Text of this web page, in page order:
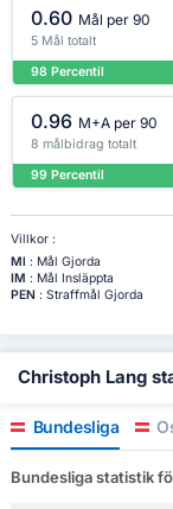
0.60 Mål per 90
5 Mål totalt
98 Percentil
0.96 M+A per 90
8 målbidrag totalt
99 Percentil
Villkor :
Ml : Mål Gjorda
IM : Mål Insläppta
PEN: Straffmål Gjorda
Christoph Lang
Bundesliga
Bundesliga statistik